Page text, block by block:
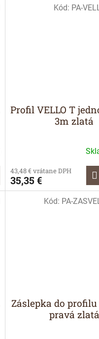
Profil VELLO T
3m zlatá
43,48 € vrátane DPH
35,35 €
Kód: PA-
Záslepka do profilu
pravá zlatá
Kód: PA-